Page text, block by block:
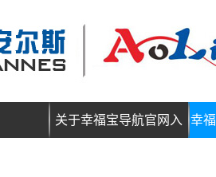
关于幸福宝导航官网入 幸